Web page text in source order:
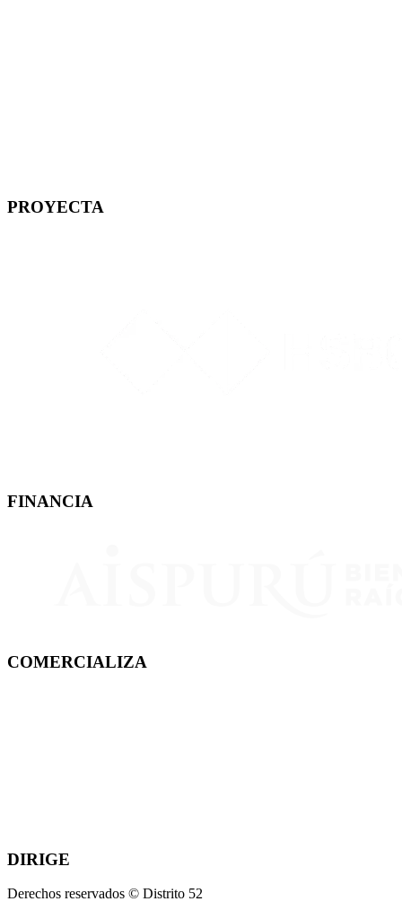
PROYECTA
FINANCIA
COMERCIALIZA
DIRIGE
Derechos reservados © Distrito 52